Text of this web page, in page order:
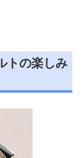
トの楽しみ